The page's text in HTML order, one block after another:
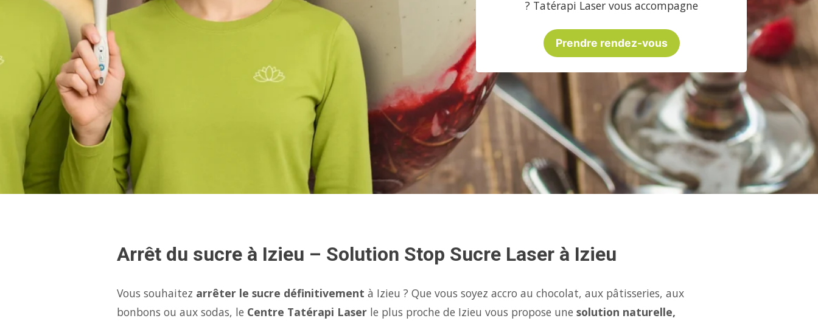
? Tatérapi Laser vous accompagne
Prendre rendez-vous
Arrêt du sucre à Izieu – Solution Stop Sucre Laser à Izieu
Vous souhaitez arrêter le sucre définitivement à Izieu ? Que vous soyez accro au chocolat, aux pâtisseries, aux
bonbons ou aux sodas, le Centre Tatérapi Laser le plus proche de Izieu vous propose une solution naturelle,